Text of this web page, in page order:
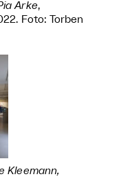
Arke,
Foto: Torben
Kleemann,